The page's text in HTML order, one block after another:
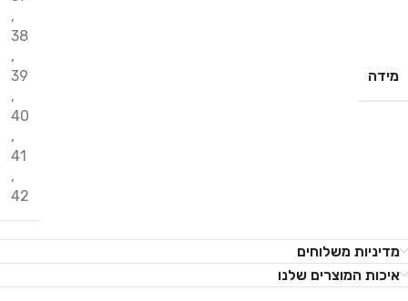
מידה
,
38
,
39
,
40
,
41
,
42
מדיניות משלוחים
איכות המוצרים שלנו